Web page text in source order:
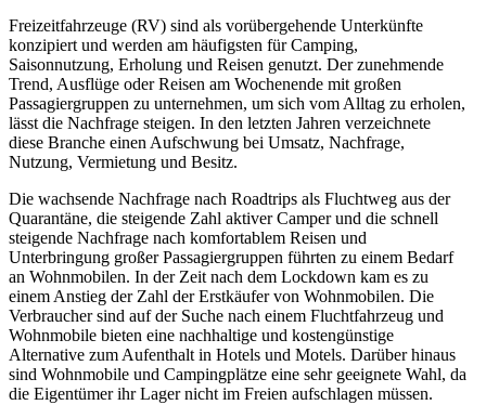
Freizeitfahrzeuge (RV) sind als vorübergehende Unterkünfte
konzipiert und werden am häufigsten für Camping,
Saisonnutzung, Erholung und Reisen genutzt. Der zunehmende
Trend, Ausflüge oder Reisen am Wochenende mit großen
Passagiergruppen zu unternehmen, um sich vom Alltag zu erholen,
lässt die Nachfrage steigen. In den letzten Jahren verzeichnete
diese Branche einen Aufschwung bei Umsatz, Nachfrage,
Nutzung, Vermietung und Besitz.
Die wachsende Nachfrage nach Roadtrips als Fluchtweg aus der
Quarantäne, die steigende Zahl aktiver Camper und die schnell
steigende Nachfrage nach komfortablem Reisen und
Unterbringung großer Passagiergruppen führten zu einem Bedarf
an Wohnmobilen. In der Zeit nach dem Lockdown kam es zu
einem Anstieg der Zahl der Erstkäufer von Wohnmobilen. Die
Verbraucher sind auf der Suche nach einem Fluchtfahrzeug und
Wohnmobile bieten eine nachhaltige und kostengünstige
Alternative zum Aufenthalt in Hotels und Motels. Darüber hinaus
sind Wohnmobile und Campingplätze eine sehr geeignete Wahl, da
die Eigentümer ihr Lager nicht im Freien aufschlagen müssen.